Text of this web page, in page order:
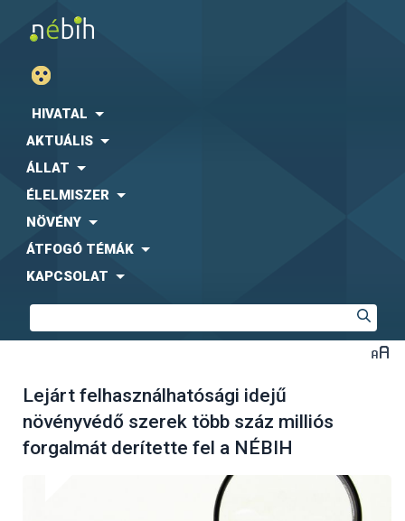
HIVATAL
AKTUÁLIS
ÁLLAT
ÉLELMISZER
NÖVÉNY
ÁTFOGÓ TÉMÁK
KAPCSOLAT
Lejárt felhasználhatósági idejű
növényvédő szerek több száz milliós
forgalmát derítette fel a NÉBIH